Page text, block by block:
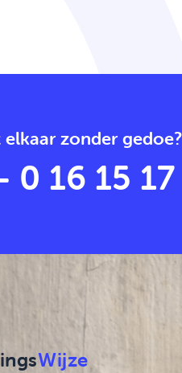
elkaar zonder
0 16 15 17
Wijze